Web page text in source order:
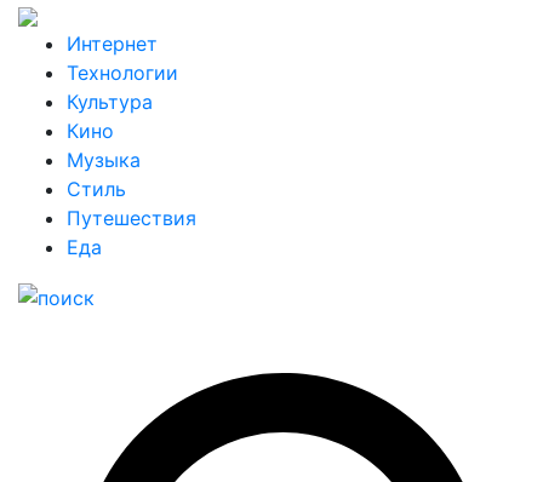
Интернет
Технологии
Культура
Кино
Музыка
Стиль
Путешествия
Еда